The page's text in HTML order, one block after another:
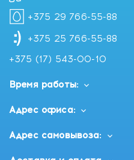
+375 29 766-55-88
+375 25 766-55-88
+375 (17) 543-00-10
Время работы:
Адрес офиса:
Адрес самовывоза: